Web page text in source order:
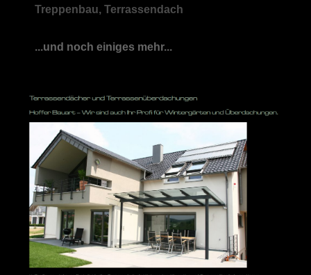
Treppenbau, Terrassendach
...und noch einiges mehr...